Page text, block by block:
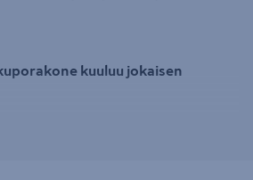
kuuluu jokaisen
Akkuporakoneet